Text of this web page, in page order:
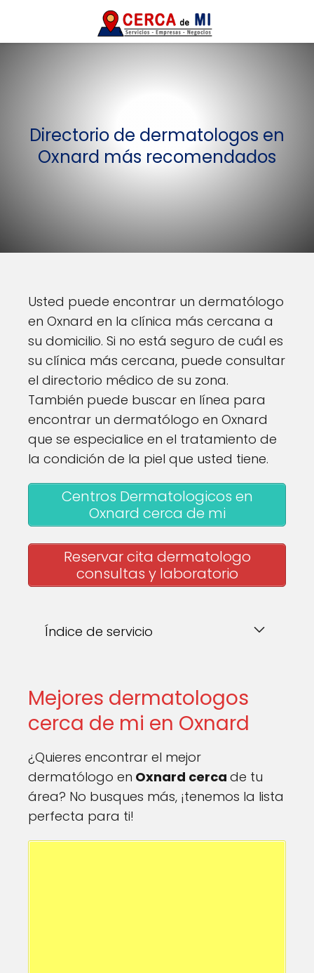
Directorio de dermatologos en
Oxnard más recomendados
Usted puede encontrar un dermatólogo
en Oxnard en la clínica más cercana a
su domicilio. Si no está seguro de cuál es
su clínica más cercana, puede consultar
el directorio médico de su zona.
También puede buscar en línea para
encontrar un dermatólogo en Oxnard
que se especialice en el tratamiento de
la condición de la piel que usted tiene.
Centros Dermatologicos en
Oxnard cerca de mi
Reservar cita dermatologo
consultas y laboratorio
Índice de servicio
Mejores dermatologos
cerca de mi en Oxnard
¿Quieres encontrar el mejor
dermatólogo en Oxnard cerca de tu
área? No busques más, ¡tenemos la lista
perfecta para ti!